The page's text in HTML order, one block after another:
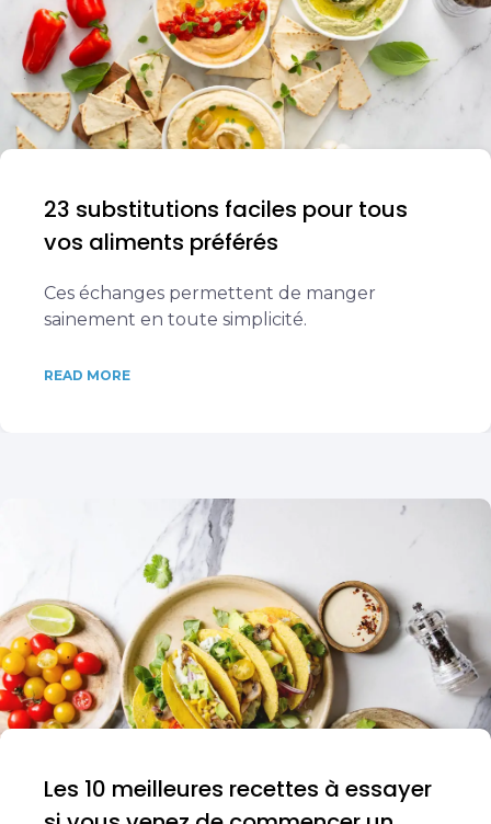
23 substitutions faciles pour tous
vos aliments préférés
Ces échanges permettent de manger
sainement en toute simplicité.
READ MORE
Les 10 meilleures recettes à essayer